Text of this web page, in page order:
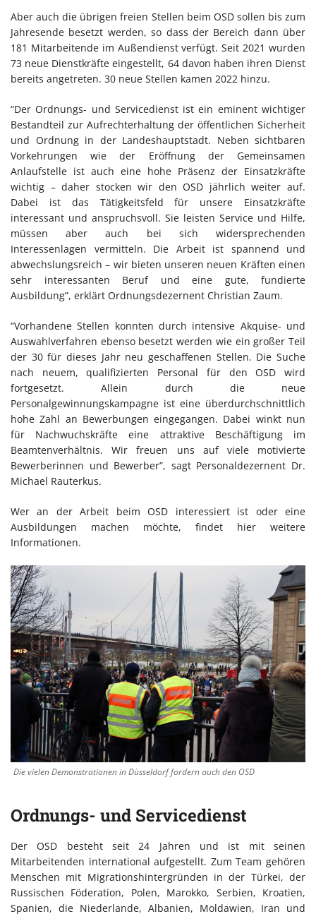
Aber auch die übrigen freien Stellen beim OSD sollen bis zum
Jahresende besetzt werden, so dass der Bereich dann über
181 Mitarbeitende im Außendienst verfügt. Seit 2021 wurden
73 neue Dienstkräfte eingestellt, 64 davon haben ihren Dienst
bereits angetreten. 30 neue Stellen kamen 2022 hinzu.
“Der Ordnungs- und Servicedienst ist ein eminent wichtiger
Bestandteil zur Aufrechterhaltung der öffentlichen Sicherheit
und Ordnung in der Landeshauptstadt. Neben sichtbaren
Vorkehrungen wie der Eröffnung der Gemeinsamen
Anlaufstelle ist auch eine hohe Präsenz der Einsatzkräfte
wichtig – daher stocken wir den OSD jährlich weiter auf.
Dabei ist das Tätigkeitsfeld für unsere Einsatzkräfte
interessant und anspruchsvoll. Sie leisten Service und Hilfe,
müssen aber auch bei sich widersprechenden
Interessenlagen vermitteln. Die Arbeit ist spannend und
abwechslungsreich – wir bieten unseren neuen Kräften einen
sehr interessanten Beruf und eine gute, fundierte
Ausbildung”, erklärt Ordnungsdezernent Christian Zaum.
“Vorhandene Stellen konnten durch intensive Akquise- und
Auswahlverfahren ebenso besetzt werden wie ein großer Teil
der 30 für dieses Jahr neu geschaffenen Stellen. Die Suche
nach neuem, qualifizierten Personal für den OSD wird
fortgesetzt. Allein durch die neue
Personalgewinnungskampagne ist eine überdurchschnittlich
hohe Zahl an Bewerbungen eingegangen. Dabei winkt nun
für Nachwuchskräfte eine attraktive Beschäftigung im
Beamtenverhältnis. Wir freuen uns auf viele motivierte
Bewerberinnen und Bewerber”, sagt Personaldezernent Dr.
Michael Rauterkus.
Wer an der Arbeit beim OSD interessiert ist oder eine
Ausbildungen machen möchte, findet hier weitere
Informationen.
Die vielen Demonstrationen in Düsseldorf fordern auch den OSD
Ordnungs- und Servicedienst
Der OSD besteht seit 24 Jahren und ist mit seinen
Mitarbeitenden international aufgestellt. Zum Team gehören
Menschen mit Migrationshintergründen in der Türkei, der
Russischen Föderation, Polen, Marokko, Serbien, Kroatien,
Spanien, die Niederlande, Albanien, Moldawien, Iran und